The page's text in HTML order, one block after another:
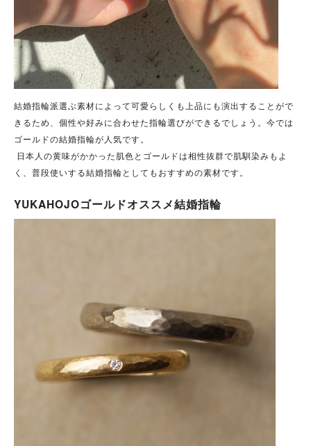
結婚指輪派選ぶ素材によって可愛らしくも上品にも演出することがで
きるため、個性や好みに合わせた指輪選びができるでしょう。今では
ゴールドの結婚指輪が人気です。
日本人の黄味がかかった肌色とゴールドは相性抜群で肌馴染みもよ
く、普段使いする結婚指輪としてもおすすめの素材です。
YUKAHOJOゴールドオススメ結婚指輪